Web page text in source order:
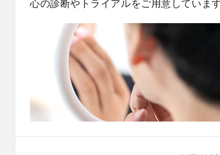
心の診断やトライアルをご用意していま